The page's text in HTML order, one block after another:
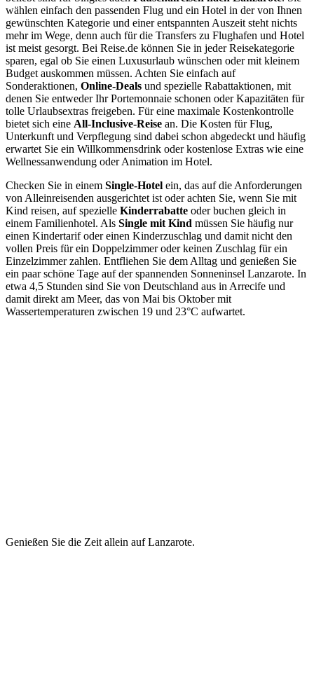
wählen einfach den passenden Flug und ein Hotel in der von Ihnen
gewünschten Kategorie und einer entspannten Auszeit steht nichts
mehr im Wege, denn auch für die Transfers zu Flughafen und Hotel
ist meist gesorgt. Bei Reise.de können Sie in jeder Reisekategorie
sparen, egal ob Sie einen Luxusurlaub wünschen oder mit kleinem
Budget auskommen müssen. Achten Sie einfach auf
Sonderaktionen, Online-Deals und spezielle Rabattaktionen, mit
denen Sie entweder Ihr Portemonnaie schonen oder Kapazitäten für
tolle Urlaubsextras freigeben. Für eine maximale Kostenkontrolle
bietet sich eine All-Inclusive-Reise an. Die Kosten für Flug,
Unterkunft und Verpflegung sind dabei schon abgedeckt und häufig
erwartet Sie ein Willkommensdrink oder kostenlose Extras wie eine
Wellnessanwendung oder Animation im Hotel.
Checken Sie in einem Single-Hotel ein, das auf die Anforderungen
von Alleinreisenden ausgerichtet ist oder achten Sie, wenn Sie mit
Kind reisen, auf spezielle Kinderrabatte oder buchen gleich in
einem Familienhotel. Als Single mit Kind müssen Sie häufig nur
einen Kindertarif oder einen Kinderzuschlag und damit nicht den
vollen Preis für ein Doppelzimmer oder keinen Zuschlag für ein
Einzelzimmer zahlen. Entfliehen Sie dem Alltag und genießen Sie
ein paar schöne Tage auf der spannenden Sonneninsel Lanzarote. In
etwa 4,5 Stunden sind Sie von Deutschland aus in Arrecife und
damit direkt am Meer, das von Mai bis Oktober mit
Wassertemperaturen zwischen 19 und 23°C aufwartet.
Genießen Sie die Zeit allein auf Lanzarote.